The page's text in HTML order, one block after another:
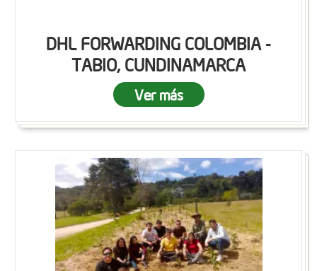
DHL FORWARDING COLOMBIA -
TABIO, CUNDINAMARCA
Ver más